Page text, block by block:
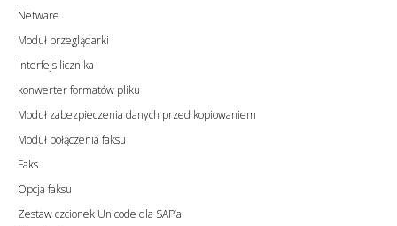
Netware
Moduł przeglądarki
Interfejs licznika
konwerter formatów pliku
Moduł zabezpieczenia danych przed kopiowaniem
Moduł połączenia faksu
Faks
Opcja faksu
Zestaw czcionek Unicode dla SAP’a